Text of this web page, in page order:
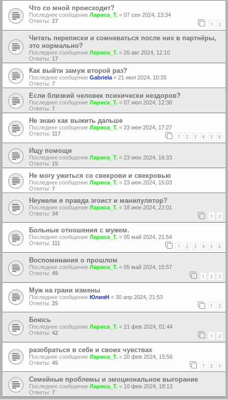
Что со мной происходит?
Последнее сообщение Лариса_Т. « 07 сен 2024, 23:34
Ответы: 27 1 2
Читать переписки и сомневаться после них в партнёры,
это нормально?
Последнее сообщение Лариса_Т. « 26 авг 2024, 12:10
Ответы: 17
Как выйти замуж второй раз?
Последнее сообщение Gabriela « 21 июл 2024, 10:35
Ответы: 7
Если близкий человек психически нездоров?
Последнее сообщение Лариса_Т. « 07 июл 2024, 12:38
Ответы: 7
Не знаю как выжить дальше
Последнее сообщение Лариса_Т. « 23 июн 2024, 17:27
Ответы: 117 1 2 3 4 5 6
Ищу помощи
Последнее сообщение Лариса_Т. « 23 июн 2024, 16:33
Ответы: 15
Не могу ужиться со свекрови и свекровью
Последнее сообщение Лариса_Т. « 23 июн 2024, 15:03
Ответы: 7
Неужели я правда эгоист и манипулятор?
Последнее сообщение Лариса_Т. « 18 июн 2024, 22:01
Ответы: 34 1 2
Больные отношения с мужем.
Последнее сообщение Лариса_Т. « 05 май 2024, 21:54
Ответы: 111 1 2 3 4 5 6
Воспоминания о прошлом
Последнее сообщение Лариса_Т. « 05 май 2024, 15:57
Ответы: 49 1 2 3
Муж на грани измены
Последнее сообщение ЮлияН « 30 апр 2024, 21:53
Ответы: 25 1 2
Боюсь
Последнее сообщение Лариса_Т. « 21 фев 2024, 01:44
Ответы: 42 1 2
разобраться в себе и своих чувствах
Последнее сообщение Лариса_Т. « 20 фев 2024, 15:56
Ответы: 45 1 2 3
Семейные проблемы и эмоциональное выгорание
Последнее сообщение Лариса_Т. « 10 фев 2024, 18:13
Ответы: 7